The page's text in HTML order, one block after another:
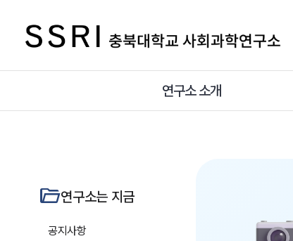
연구소 소개
folder_open연구소는 지금
공지사항